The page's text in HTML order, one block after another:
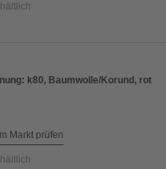
k80, Baumwolle/Korund, rot
Markt prüfen